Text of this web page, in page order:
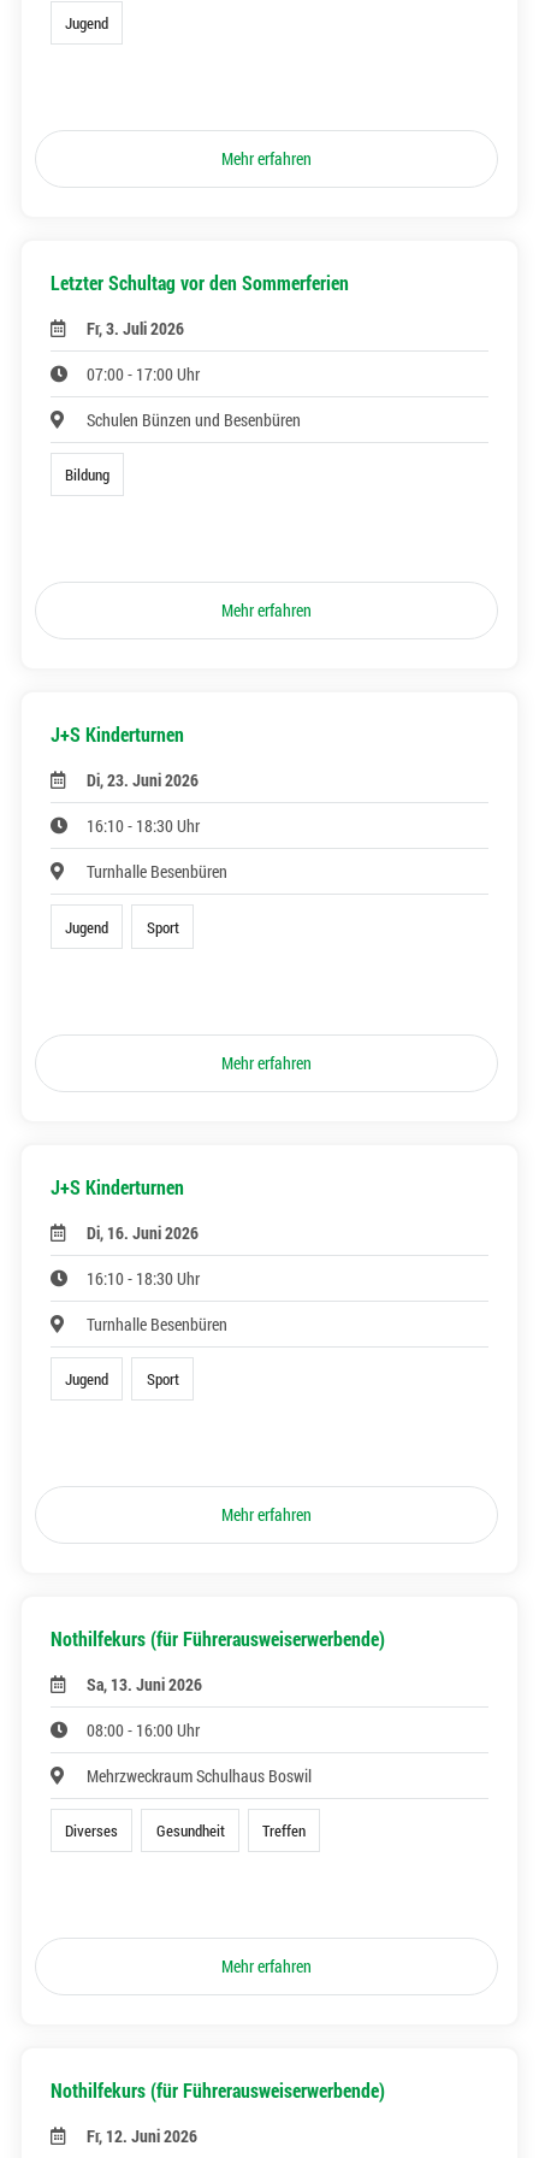
Jugend
Mehr erfahren
Letzter Schultag vor den Sommerferien
Fr, 3. Juli 2026
07:00 - 17:00 Uhr
Schulen Bünzen und Besenbüren
Bildung
Mehr erfahren
J+S Kinderturnen
Di, 23. Juni 2026
16:10 - 18:30 Uhr
Turnhalle Besenbüren
Jugend Sport
Mehr erfahren
J+S Kinderturnen
Di, 16. Juni 2026
16:10 - 18:30 Uhr
Turnhalle Besenbüren
Jugend Sport
Mehr erfahren
Nothilfekurs (für Führerausweiserwerbende)
Sa, 13. Juni 2026
08:00 - 16:00 Uhr
Mehrzweckraum Schulhaus Boswil
Diverses Gesundheit Treffen
Mehr erfahren
Nothilfekurs (für Führerausweiserwerbende)
Fr, 12. Juni 2026